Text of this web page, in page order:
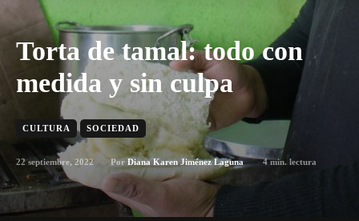
Torta de tamal: todo con
medida y sin culpa
CULTURA SOCIEDAD
22 septiembre, 2022 Por Diana Karen Jiménez Laguna 4min. lectura